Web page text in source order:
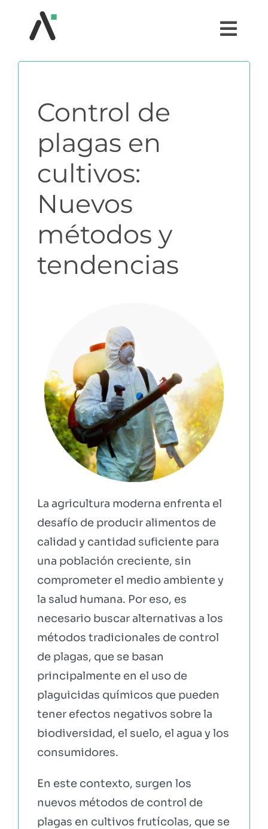
¿QUÉ ES AGRI?
MÓDULOS
TESTIMONIOS
PRECIOS
COMUNIDAD AGRI
Control de
plagas en
cultivos:
Nuevos
métodos y
tendencias
La agricultura moderna enfrenta el
desafío de producir alimentos de
calidad y cantidad suficiente para
una población creciente, sin
comprometer el medio ambiente y
la salud humana. Por eso, es
necesario buscar alternativas a los
métodos tradicionales de control
de plagas, que se basan
principalmente en el uso de
plaguicidas químicos que pueden
tener efectos negativos sobre la
biodiversidad, el suelo, el agua y los
consumidores.
En este contexto, surgen los
nuevos métodos de control de
plagas en cultivos frutícolas, que se